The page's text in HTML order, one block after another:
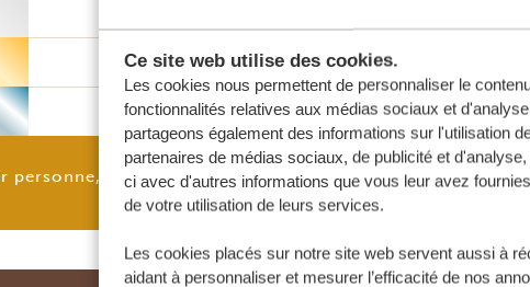
Ce site web utilise des cookies.
Les cookies nous permettent de personnaliser le
fonctionnalités relatives aux médias sociaux et
partageons également des informations sur l'utilisation
partenaires de médias sociaux, de publicité et
ci avec d'autres informations que vous leur avez
de votre utilisation de leurs services.
Les cookies placés sur notre site web servent aussi à
aidant à personnaliser et mesurer l’efficacité de nos
7326,62 €*
8505,79 €*
personne, hors vols internationaux